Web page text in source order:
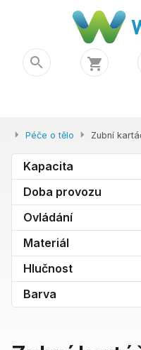
Péče o tělo Zubní
Kapacita
Doba provozu
Ovládání
Materiál
Hlučnost
Barva